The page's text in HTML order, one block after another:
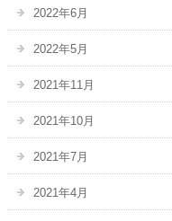
2022年6月
2022年5月
2021年11月
2021年10月
2021年7月
2021年4月